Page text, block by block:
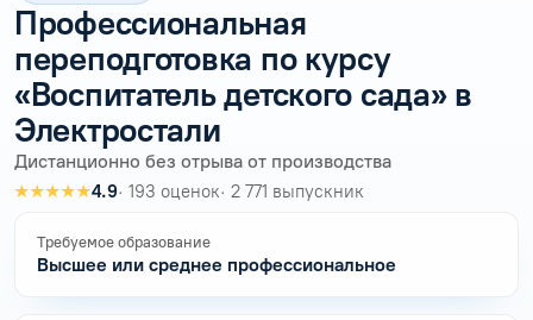
Профессиональная
переподготовка по курсу
«Воспитатель детского сада» в
Электростали
Дистанционно без отрыва от производства
★★★★★4.9· 193 оценок· 2 771 выпускник
Требуемое образование
Высшее или среднее профессиональное